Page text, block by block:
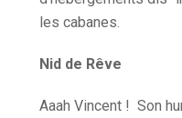
les cabanes.
Nid de Rêve
Aaah Vincent ! Son